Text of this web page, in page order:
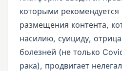
которыми рекомендуется
размещения контента,
насилию, суициду,
болезней (не только
рака), продвигает